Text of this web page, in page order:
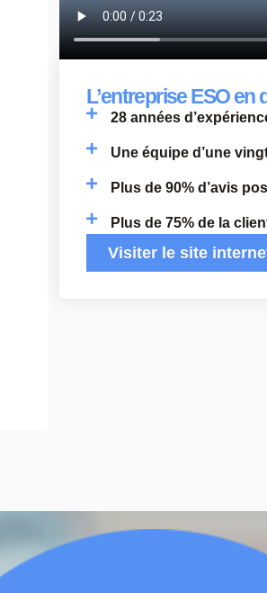
L’entreprise ESO
28 années
Une équipe d’une
Plus de 90% d’avis
Plus de 75% de la
Visiter le site